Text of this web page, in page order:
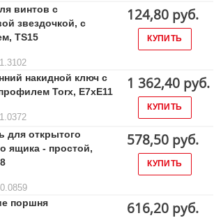
винтов с
звездочкой, с
TS15
124,80 руб.
КУПИТЬ
накидной ключ с
Torx, Е7хЕ11
1 362,40 руб.
КУПИТЬ
для открытого
ящика - простой,
578,50 руб.
КУПИТЬ
поршня 616,20 руб.